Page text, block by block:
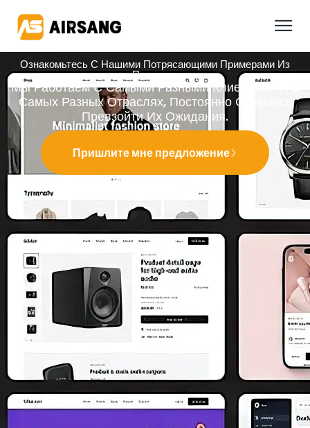
Ознакомьтесь С Нашими Потрясающими Примерами Из
Практики.
Мы Работаем С Самыми Разными Клиентами И В
Самых Разных Отраслях, Постоянно Стремясь
Превзойти Их Ожидания.
Пришлите мне предложение